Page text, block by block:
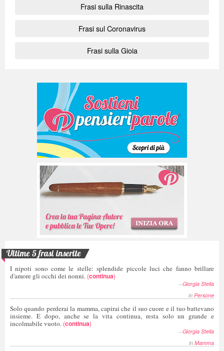
Frasi sulla Rinascita
Frasi sul Coronavirus
Frasi sulla Gioia
Ultime 5 frasi inserite
I nipoti sono come le stelle: splendide piccole luci che fanno brillare
d'amore gli occhi dei nonni. (continua)
--Giorgia Stella
in Persone
Solo quando perderai la mamma, capirai che il suo cuore e il tuo battevano
insieme. E dopo, anche se la vita continua, resta solo un grande e
incolmabile vuoto. (continua)
--Giorgia Stella
in Mamma